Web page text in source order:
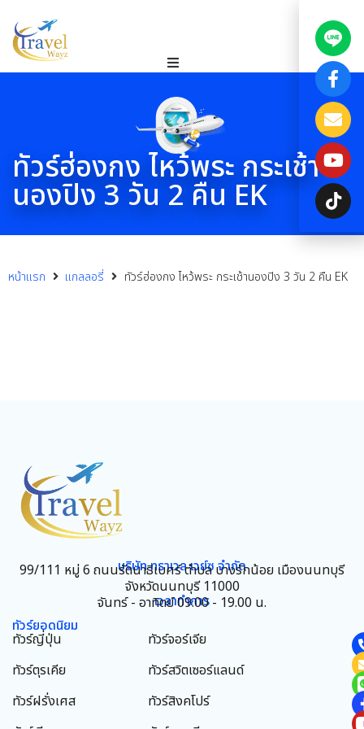
ทัวร์ฮ่องกง ไหว้พระ กระเช้า
นองปิง 3 วัน 2 คืน EK
หน้าแรก แกลลอรี่ ทัวร์ฮ่องกง ไหว้พระ กระเช้านองปิง 3 วัน 2 คืน EK
บริษัท ทราเวล เวย์ซ จำกัด
99/111 หมู่ 6 ถนนรัตนาธิเบศร์ ตำบล บางรักน้อย เมืองนนทบุรี
จังหวัดนนทบุรี 11000
เวลาทำการ
จันทร์ - อาทิตย์ 09.00 - 19.00 น.
ทัวร์ยอดนิยม
ทัวร์ญี่ปุ่น
ทัวร์ตุรเคีย
ทัวร์ฝรั่งเศส
ทัวร์จอร์เจีย
ทัวร์สวิตเซอร์แลนด์
ทัวร์สิงคโปร์